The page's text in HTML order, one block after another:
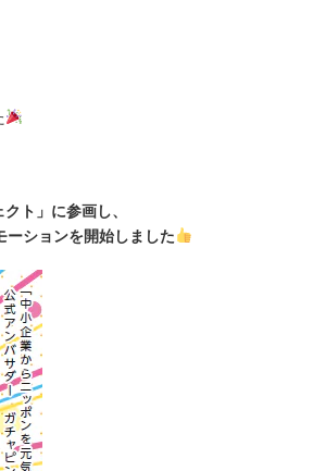
ト」に参画し、
ションを開始しました